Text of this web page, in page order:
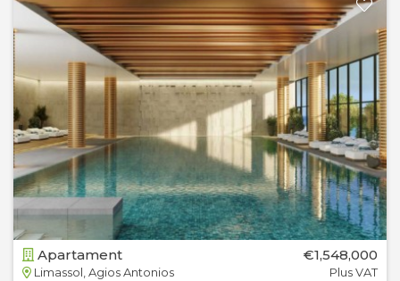
Apartament
Limassol, Agios Antonios
€1,548,000
Plus VAT